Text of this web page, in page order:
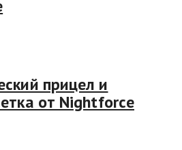
прицел и
от Nightforce